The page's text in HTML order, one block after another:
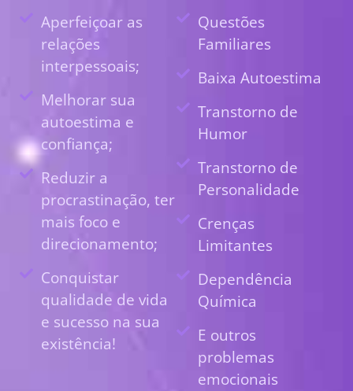
Aperfeiçoar as
relações
interpessoais;
Melhorar sua
autoestima e
confiança;
Reduzir a
procrastinação, ter
mais foco e
direcionamento;
Conquistar
qualidade de vida
e sucesso na sua
existência!
Questões
Familiares
Baixa Autoestima
Transtorno de
Humor
Transtorno de
Personalidade
Crenças
Limitantes
Dependência
Química
E outros
problemas
emocionais